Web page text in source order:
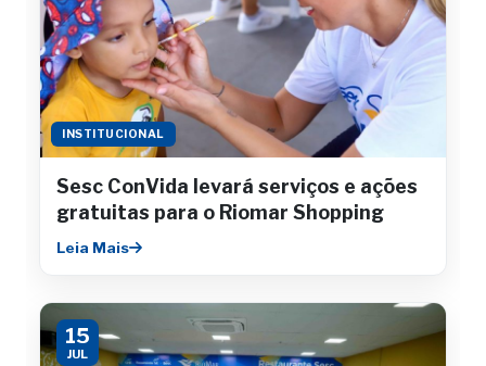
INSTITUCIONAL
Sesc ConVida levará serviços e ações
gratuitas para o Riomar Shopping
Leia Mais
15
JUL